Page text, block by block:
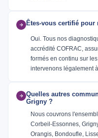
Êtes-vous certifié
Oui. Tous nos
accrédité COFRAC,
formés en continu sur
intervenons légalement
Quelles autres
Grigny ?
Nous couvrons
Corbeil-Essonnes,
Orangis, Bondoufle,